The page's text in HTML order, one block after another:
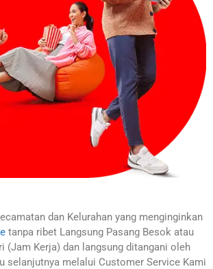
dan Kelurahan yang menginginkan
tanpa ribet Langsung Pasang Besok atau
(Jam Kerja) dan langsung ditangani oleh
selanjutnya melalui Customer Service Kami